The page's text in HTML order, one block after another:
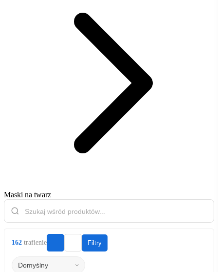
Maski na twarz
162 trafienie Filtry